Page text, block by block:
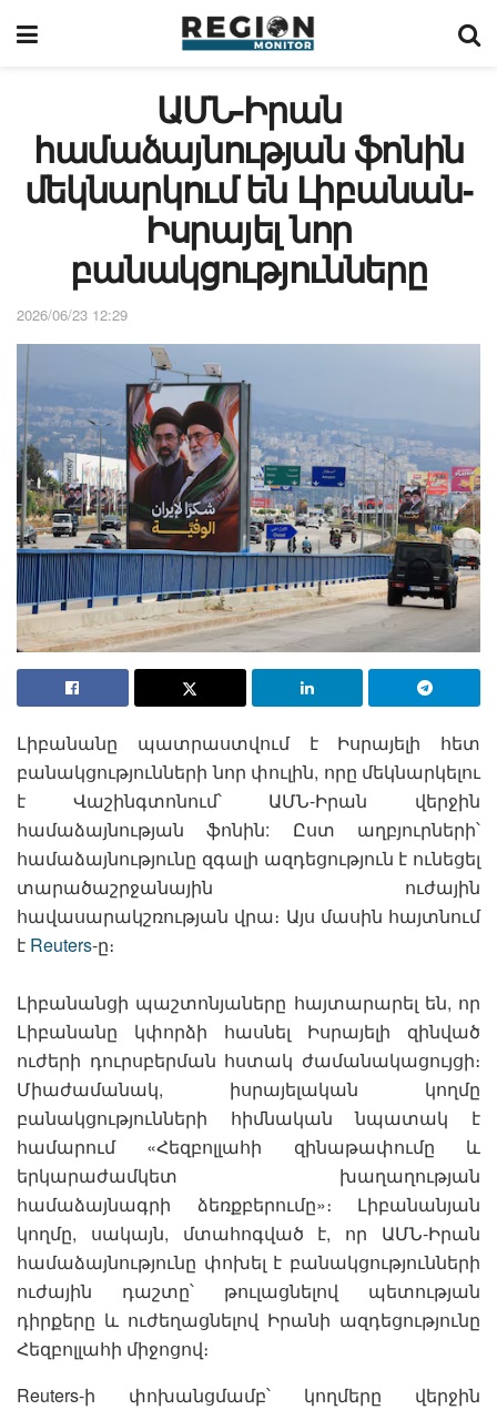
ԱՄՆ-Իրան
համաձայնության ֆոնին
մեկնարկում են Լիբանան-
Իսրայել նոր
բանակցությունները
2026/06/23 12:29
Լիբանանը պատրաստվում է Իսրայելի հետ
բանակցությունների նոր փուլին, որը մեկնարկելու
է Վաշինգտոնում՝ ԱՄՆ-Իրան վերջին
համաձայնության ֆոնին: Ըստ աղբյուրների՝
համաձայնությունը զգալի ազդեցություն է ունեցել
տարածաշրջանային ուժային
հավասարակշռության վրա։ Այս մասին հայտնում
է Reuters-ը։
Լիբանանցի պաշտոնյաները հայտարարել են, որ
Լիբանանը կփորձի հասնել Իսրայելի զինված
ուժերի դուրսբերման հստակ ժամանակացույցի։
Միաժամանակ, իսրայելական կողմը
բանակցությունների հիմնական նպատակ է
համարում «Հեզբոլլահի զինաթափումը և
երկարաժամկետ խաղաղության
համաձայնագրի ձեռքբերումը»։ Լիբանանյան
կողմը, սակայն, մտահոգված է, որ ԱՄՆ-Իրան
համաձայնությունը փոխել է բանակցությունների
ուժային դաշտը՝ թուլացնելով պետության
դիրքերը և ուժեղացնելով Իրանի ազդեցությունը
Հեզբոլլահի միջոցով։
Reuters-ի փոխանցմամբ՝ կողմերը վերջին